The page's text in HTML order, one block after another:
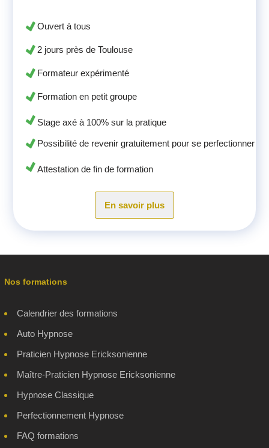
Ouvert à tous
2 jours près de Toulouse
Formateur expérimenté
Formation en petit groupe
Stage axé à 100% sur la pratique
Possibilité de revenir gratuitement pour se perfectionner
Attestation de fin de formation
En savoir plus
Nos formations
Calendrier des formations
Auto Hypnose
Praticien Hypnose Ericksonienne
Maître-Praticien Hypnose Ericksonienne
Hypnose Classique
Perfectionnement Hypnose
FAQ formations